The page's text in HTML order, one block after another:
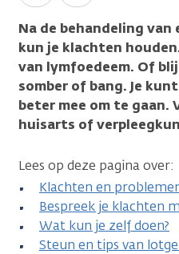
Na de behandeling van
kun je klachten
van lymfoedeem. Of
somber of bang. Je
beter mee om te gaan.
huisarts of
Lees op deze pagina over:
Klachten en
Bespreek je klachten
Wat kun je zelf doen?
Steun en tips van